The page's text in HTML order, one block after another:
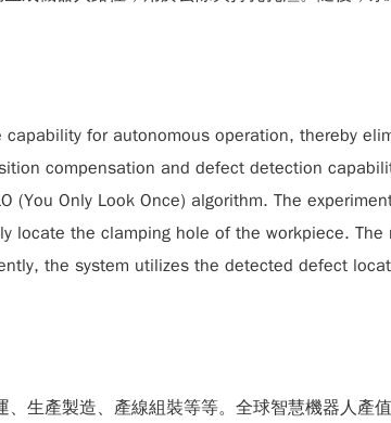
for autonomous operation, thereby
compensation and defect detection
Only Look Once) algorithm. The
locate the clamping hole of the workpiece. The
the system utilizes the detected defect
生產製造、產線組裝等等。全球智慧機器人產